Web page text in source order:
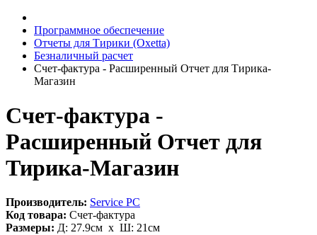
Программное обеспечение
Отчеты для Тирики (Oxetta)
Безналичный расчет
Счет-фактура - Расширенный Отчет для Тирика-
Магазин
Счет-фактура -
Расширенный Отчет для
Тирика-Магазин
Производитель: Service PC
Код товара: Счет-фактура
Размеры: Д: 27.9см х Ш: 21см